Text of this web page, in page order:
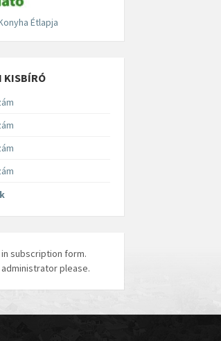
Étlapja
KISBÍRÓ
subscription form.
please.